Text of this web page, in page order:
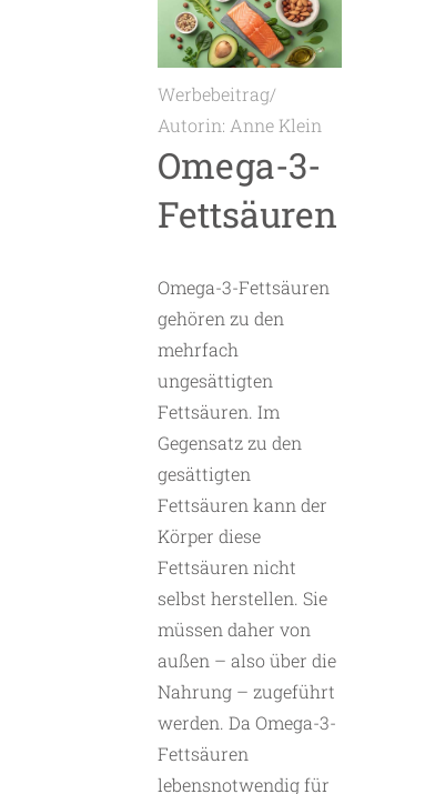
Werbebeitrag/
Autorin: Anne Klein
Omega-3-
Fettsäuren
Omega-3-Fettsäuren
gehören zu den
mehrfach
ungesättigten
Fettsäuren. Im
Gegensatz zu den
gesättigten
Fettsäuren kann der
Körper diese
Fettsäuren nicht
selbst herstellen. Sie
müssen daher von
außen – also über die
Nahrung – zugeführt
werden. Da Omega-3-
Fettsäuren
lebensnotwendig für